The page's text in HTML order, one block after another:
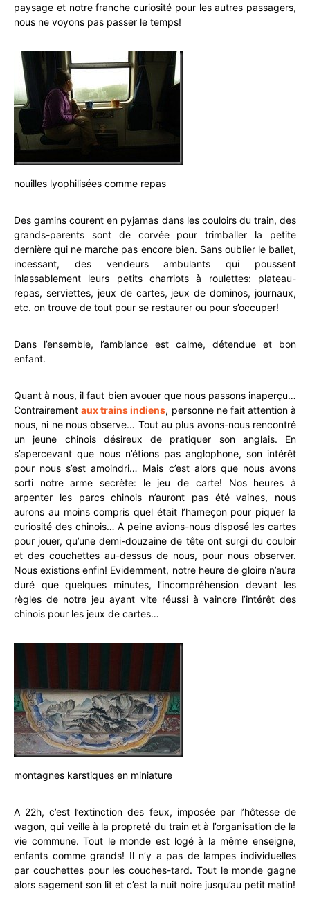
paysage et notre franche curiosité pour les autres passagers,
nous ne voyons pas passer le temps!
nouilles lyophilisées comme repas
Des gamins courent en pyjamas dans les couloirs du train, des
grands-parents sont de corvée pour trimballer la petite
dernière qui ne marche pas encore bien. Sans oublier le ballet,
incessant, des vendeurs ambulants qui poussent
inlassablement leurs petits charriots à roulettes: plateau-
repas, serviettes, jeux de cartes, jeux de dominos, journaux,
etc. on trouve de tout pour se restaurer ou pour s’occuper!
Dans l’ensemble, l’ambiance est calme, détendue et bon
enfant.
Quant à nous, il faut bien avouer que nous passons inaperçu…
Contrairementaux trains indiens, personne ne fait attention à
nous, ni ne nous observe… Tout au plus avons-nous rencontré
un jeune chinois désireux de pratiquer son anglais. En
s’apercevant que nous n’étions pas anglophone, son intérêt
pour nous s’est amoindri… Mais c’est alors que nous avons
sorti notre arme secrète: le jeu de carte! Nos heures à
arpenter les parcs chinois n’auront pas été vaines, nous
aurons au moins compris quel était l’hameçon pour piquer la
curiosité des chinois… A peine avions-nous disposé les cartes
pour jouer, qu’une demi-douzaine de tête ont surgi du couloir
et des couchettes au-dessus de nous, pour nous observer.
Nous existions enfin! Evidemment, notre heure de gloire n’aura
duré que quelques minutes, l’incompréhension devant les
règles de notre jeu ayant vite réussi à vaincre l’intérêt des
chinois pour les jeux de cartes…
montagnes karstiques en miniature
A 22h, c’est l’extinction des feux, imposée par l’hôtesse de
wagon, qui veille à la propreté du train et à l’organisation de la
vie commune. Tout le monde est logé à la même enseigne,
enfants comme grands! Il n’y a pas de lampes individuelles
par couchettes pour les couches-tard. Tout le monde gagne
alors sagement son lit et c’est la nuit noire jusqu’au petit matin!